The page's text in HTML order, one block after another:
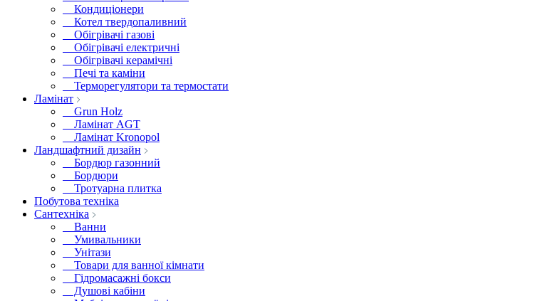
Кондиціонери
Котел твердопаливний
Обігрівачі газові
Обігрівачі електричні
Обігрівачі керамічні
Печі та каміни
Терморегулятори та термостати
Ламінат
Grun Holz
Ламінат AGT
Ламінат Kronopol
Ландшафтний дизайн
Бордюр газонний
Бордюри
Тротуарна плитка
Побутова техніка
Сантехніка
Ванни
Умивальники
Унітази
Товари для ванної кімнати
Гідромасажні бокси
Душові кабіни